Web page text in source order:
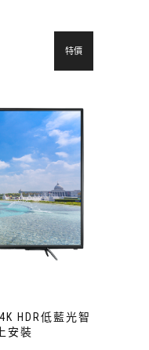
HDR低藍光智
安裝
特價